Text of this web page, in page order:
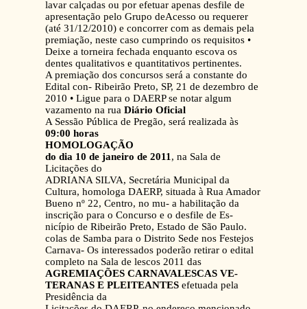
lavar calçadas ou por efetuar apenas desfile de
apresentação pelo Grupo deAcesso ou requerer
(até 31/12/2010) e concorrer com as demais pela
premiação, neste caso cumprindo os requisitos •
Deixe a torneira fechada enquanto escova os
dentes qualitativos e quantitativos pertinentes.
A premiação dos concursos será a constante do
Edital con- Ribeirão Preto, SP, 21 de dezembro de
2010 • Ligue para o DAERP se notar algum
vazamento na rua Diário Oficial
A Sessão Pública de Pregão, será realizada às
09:00 horas
HOMOLOGAÇÃO
do dia 10 de janeiro de 2011, na Sala de
Licitações do
ADRIANA SILVA, Secretária Municipal da
Cultura, homologa DAERP, situada à Rua Amador
Bueno nº 22, Centro, no mu- a habilitação da
inscrição para o Concurso e o desfile de Es-
nicípio de Ribeirão Preto, Estado de São Paulo.
colas de Samba para o Distrito Sede nos Festejos
Carnava- Os interessados poderão retirar o edital
completo na Sala de lescos 2011 das
AGREMIAÇÕES CARNAVALESCAS VE-
TERANAS E PLEITEANTES efetuada pela
Presidência da